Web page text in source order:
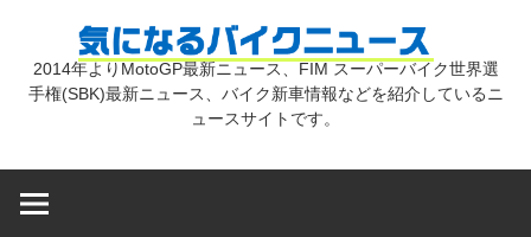
気
2014年よりMotoGP最新ニュース、FIM スーパーバイク世界選
手権(SBK)最新ニュース、バイク新車情報などを紹介しているニ
ュースサイトです。